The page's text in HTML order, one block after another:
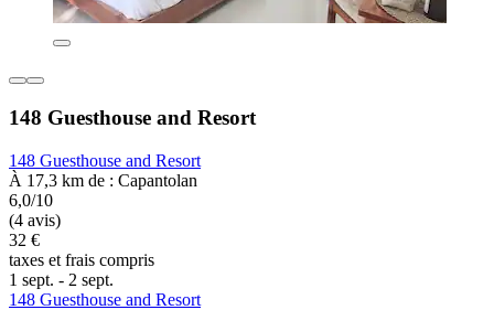
148 Guesthouse and Resort
148 Guesthouse and Resort
À 17,3 km de : Capantolan
6,0/10
(4 avis)
32 €
taxes et frais compris
1 sept. - 2 sept.
148 Guesthouse and Resort